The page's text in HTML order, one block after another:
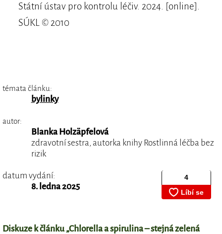
Státní ústav pro kontrolu léčiv. 2024. [online].
SÚKL © 2010
témata článku:
bylinky
autor:
Blanka Holzäpfelová
zdravotní sestra, autorka knihy Rostlinná léčba bez
rizik
datum vydání:
8. ledna 2025
Diskuze k článku „Chlorella a spirulina – stejná zelená